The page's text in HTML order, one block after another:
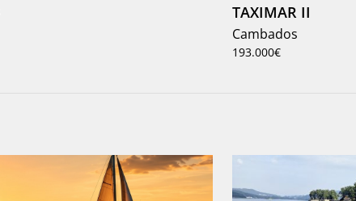
TAXIMAR II
Cambados
193.000€